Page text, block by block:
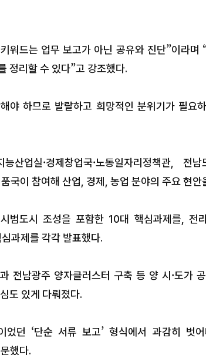
워드는 업무 보고가 아닌 공유와 진단”이라며
정리할 수 있다”고 강조했다.
야 하므로 발랄하고 희망적인 분위기가 필요
업실·경제창업국·노동일자리정책관, 전남
국이 참여해 산업, 경제, 농업 분야의 주요 현안
범도시 조성을 포함한 10대 핵심과제를, 전
과제를 각각 발표했다.
전남광주 양자클러스터 구축 등 양 시·도가
도 있게 다뤄졌다.
었던 ‘단순 서류 보고’ 형식에서 과감히 벗
했다.
위촉민관 협력 본격화… "세계 딸기
산업 교류·비즈니스 플랫폼 구축 기
영주 회장이 '2027논산세계딸기산업엑스포' 조직위
계딸기산업엑스포조직위원회(공동위원장 박수현 충
남도지사·백성현 논산시장)는 3일 함영주 하나금융
김